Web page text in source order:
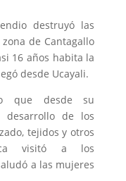
destruyó las
de Cantagallo
16 años habita la
desde Ucayali.
que desde su
desarrollo de los
tejidos y otros
visitó a los
a las mujeres